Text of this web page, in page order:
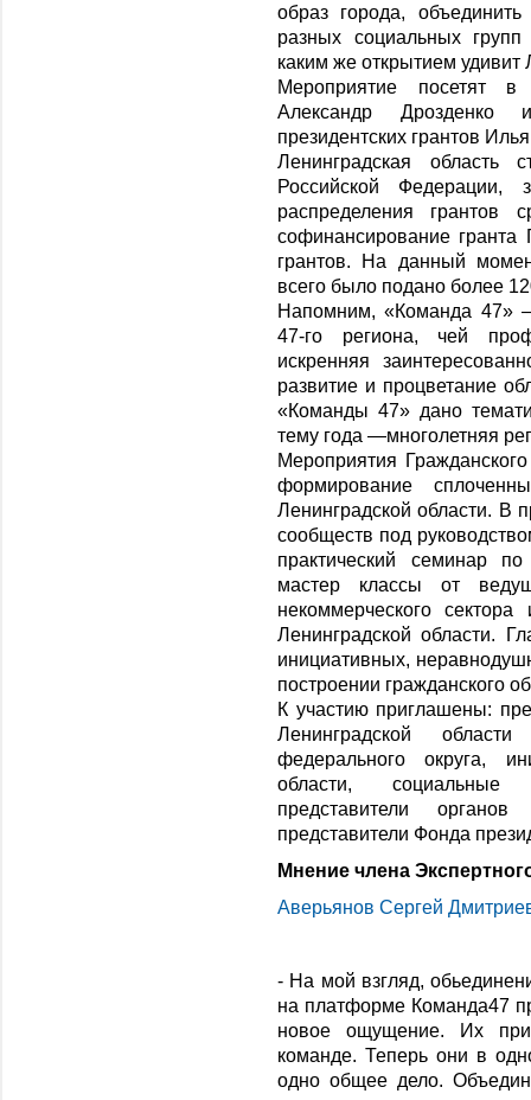
образ города,
разных социальных
каким же открытием удивит
Мероприятие посетят
Александр Дрозденко
президентских грантов
Ленинградская область
Российской Федерации,
распределения
софинансирование гранта
грантов. На данный
всего было подано более
Напомним, «Команда 47»
47-го региона, чей
искренняя
развитие и процветание
«Команды 47» дано
тему года ―многолетняя
Мероприятия
формирование
Ленинградской области. В
сообществ под
практический семинар
мастер классы от
некоммерческого
Ленинградской области.
инициативных,
построении гражданского
К участию приглашены:
Ленинградской
федерального округа,
области, социальные
представители
представители Фонда
Мнение члена
Аверьянов Сергей
- На мой взгляд,
на платформе Команда47
новое ощущение. Их
команде. Теперь они в
одно общее дело.